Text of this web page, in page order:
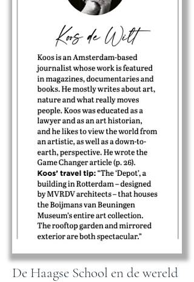
De Haagse School en de wereld